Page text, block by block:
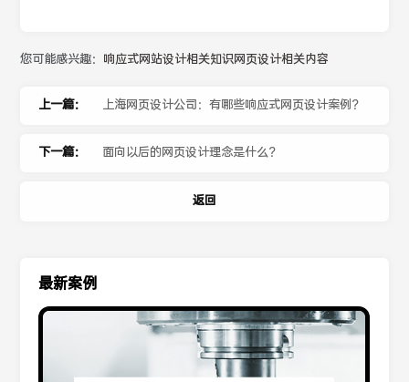
您可能感兴趣： 响应式网站设计相关知识网页设计相关内容
上一篇： 上海网页设计公司：有哪些响应式网页设计案例？
下一篇： 面向以后的网页设计理念是什么？
返回
最新案例